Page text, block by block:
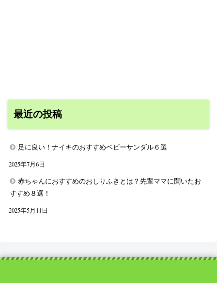
最近の投稿
足に良い！ナイキのおすすめベビーサンダル６選
2025年7月6日
赤ちゃんにおすすめのおしりふきとは？先輩ママに聞いたお
すすめ８選！
2025年5月11日